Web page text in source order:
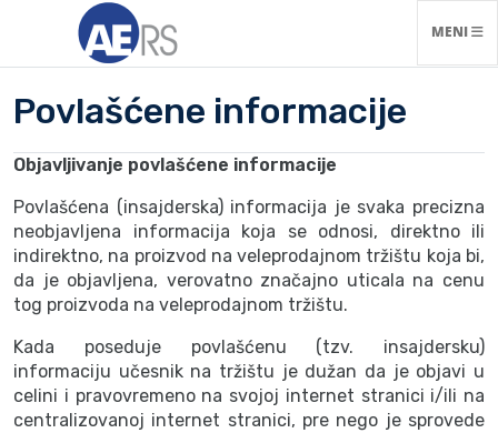
MENI
Povlašćene informacije
Objavljivanje povlašćene informacije
Povlašćena (insajderska) informacija je svaka precizna
neobjavljena informacija koja se odnosi, direktno ili
indirektno, na proizvod na veleprodajnom tržištu koja bi,
da je objavljena, verovatno značajno uticala na cenu
tog proizvoda na veleprodajnom tržištu.
Kada poseduje povlašćenu (tzv. insajdersku)
informaciju učesnik na tržištu je dužan da je objavi u
celini i pravovremeno na svojoj internet stranici i/ili na
centralizovanoj internet stranici, pre nego je sprovede